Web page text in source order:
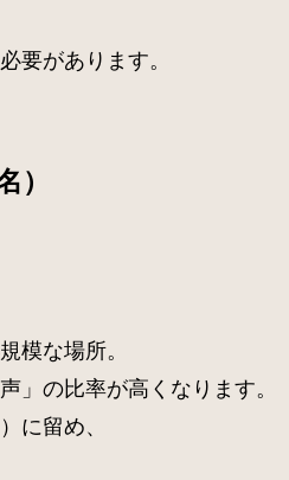
要があります。
模な場所。
」の比率が高くなります。
に留め、